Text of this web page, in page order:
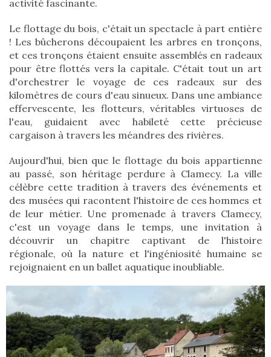
activité fascinante.
Le flottage du bois, c'était un spectacle à part entière
! Les bûcherons découpaient les arbres en tronçons,
et ces tronçons étaient ensuite assemblés en radeaux
pour être flottés vers la capitale. C'était tout un art
d'orchestrer le voyage de ces radeaux sur des
kilomètres de cours d'eau sinueux. Dans une ambiance
effervescente, les flotteurs, véritables virtuoses de
l'eau, guidaient avec habileté cette précieuse
cargaison à travers les méandres des rivières.
Aujourd'hui, bien que le flottage du bois appartienne
au passé, son héritage perdure à Clamecy. La ville
célèbre cette tradition à travers des événements et
des musées qui racontent l'histoire de ces hommes et
de leur métier. Une promenade à travers Clamecy,
c'est un voyage dans le temps, une invitation à
découvrir un chapitre captivant de l'histoire
régionale, où la nature et l'ingéniosité humaine se
rejoignaient en un ballet aquatique inoubliable.